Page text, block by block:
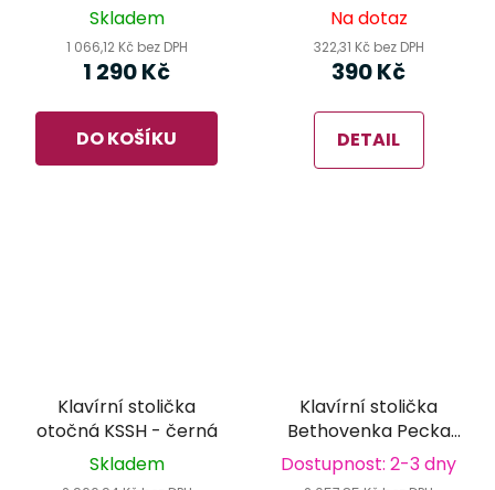
Skladem
1 066,12 Kč bez DPH
1 290 Kč
DO KOŠÍKU
Na dotaz
322,31 Kč bez DPH
390 Kč
DETAIL
Klavírní stolička
otočná KSSH - černá
Skladem
Klavírní stolička
Bethovenka Pecka
PPB-016 BM (black
Dostupnost: 2-3 dny